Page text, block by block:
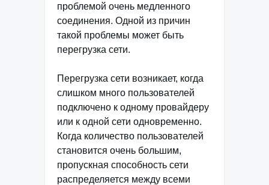
проблемой очень медленного
соединения. Одной из причин
такой проблемы может быть
перегрузка сети.
Перегрузка сети возникает, когда
слишком много пользователей
подключено к одному провайдеру
или к одной сети одновременно.
Когда количество пользователей
становится очень большим,
пропускная способность сети
распределяется между всеми